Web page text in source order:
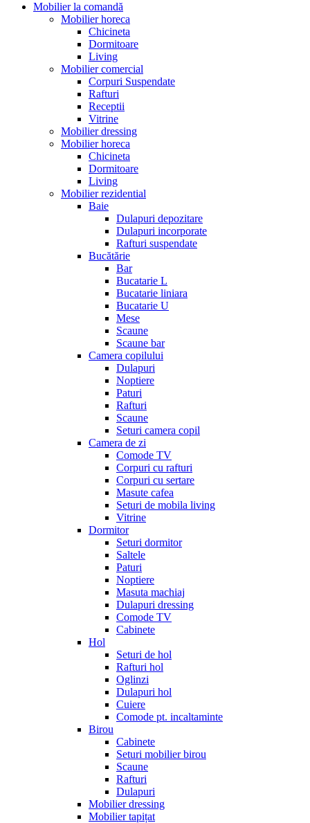
Mobilier la comandă
Mobilier horeca
Chicineta
Dormitoare
Living
Mobilier comercial
Corpuri Suspendate
Rafturi
Receptii
Vitrine
Mobilier dressing
Mobilier horeca
Chicineta
Dormitoare
Living
Mobilier rezidential
Baie
Dulapuri depozitare
Dulapuri incorporate
Rafturi suspendate
Bucătărie
Bar
Bucatarie L
Bucatarie liniara
Bucatarie U
Mese
Scaune
Scaune bar
Camera copilului
Dulapuri
Noptiere
Paturi
Rafturi
Scaune
Seturi camera copil
Camera de zi
Comode TV
Corpuri cu rafturi
Corpuri cu sertare
Masute cafea
Seturi de mobila living
Vitrine
Dormitor
Seturi dormitor
Saltele
Paturi
Noptiere
Masuta machiaj
Dulapuri dressing
Comode TV
Cabinete
Hol
Seturi de hol
Rafturi hol
Oglinzi
Dulapuri hol
Cuiere
Comode pt. incaltaminte
Birou
Cabinete
Seturi mobilier birou
Scaune
Rafturi
Dulapuri
Mobilier dressing
Mobilier tapițat